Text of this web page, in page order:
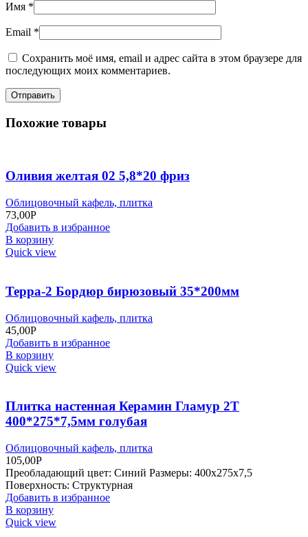
Имя *
Email *
Сохранить моё имя, email и адрес сайта в этом браузере для
последующих моих комментариев.
Похожие товары
Оливия желтая 02 5,8*20 фриз
Облицовочный кафель, плитка
73,00Р
Добавить в избранное
В корзину
Quick view
Терра-2 Бордюр бирюзовый 35*200мм
Облицовочный кафель, плитка
45,00Р
Добавить в избранное
В корзину
Quick view
Плитка настенная Керамин Гламур 2Т
400*275*7,5мм голубая
Облицовочный кафель, плитка
105,00Р
Преобладающий цвет: Синий Размеры: 400х275х7,5
Поверхность: Структурная
Добавить в избранное
В корзину
Quick view